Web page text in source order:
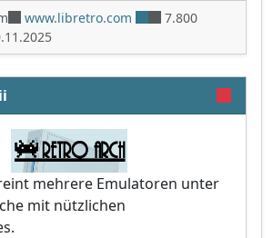
www.libretro.com
7.800
mehrere Emulatoren unter
mit nützlichen